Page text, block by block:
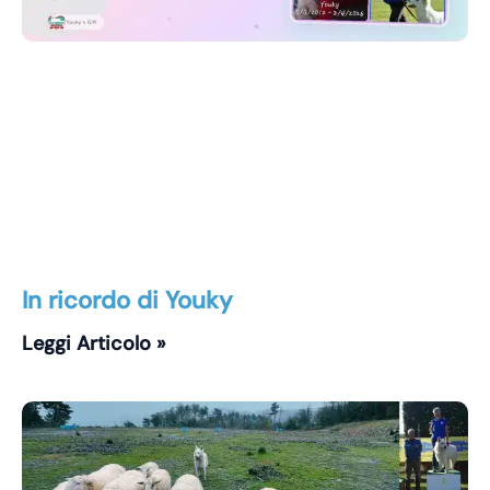
In ricordo di Youky
Leggi Articolo »